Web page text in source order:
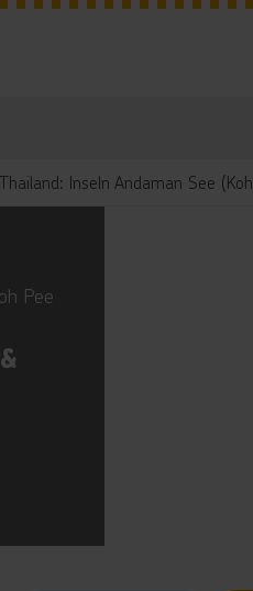
Thailand: Inseln Andaman See
Pee